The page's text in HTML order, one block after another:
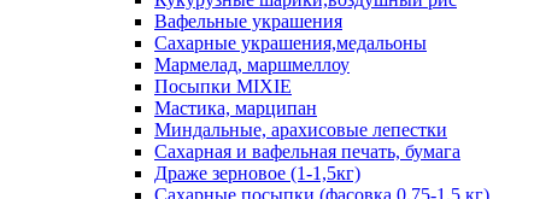
Вафельные украшения
Сахарные украшения,медальоны
Мармелад, маршмеллоу
Посыпки MIXIE
Мастика, марципан
Миндальные, арахисовые лепестки
Сахарная и вафельная печать, бумага
Драже зерновое (1-1,5кг)
Сахарные посыпки (фасовка 0,75-1,5 кг)